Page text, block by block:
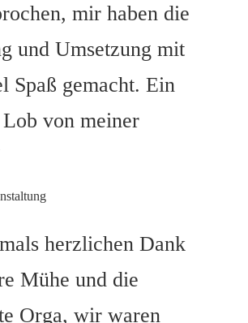
mir haben die
und Umsetzung mit
Spaß gemacht. Ein
von meiner
herzlichen Dank
Mühe und die
Orga, wir waren